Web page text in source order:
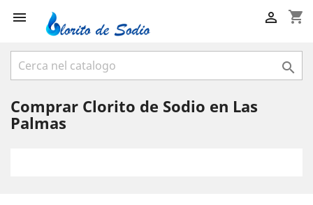
 shopping_cart


Comprar Clorito de Sodio en Las
Palmas